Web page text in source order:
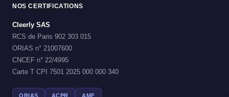
NOS CERTIFICATIONS
Cleerly SAS
RCS de Paris 902 303 015
ORIAS n° 21007600
CNCEF n° 22/4995
Carte T CPI 7501 2025 000 000 340
ORIAS ACPR AMF